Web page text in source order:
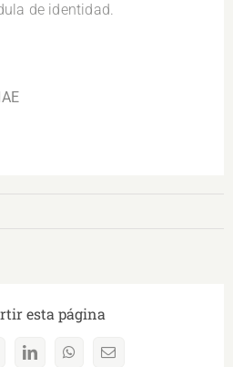
de identidad.
esta página
LinkedInWhatsAppCorreo